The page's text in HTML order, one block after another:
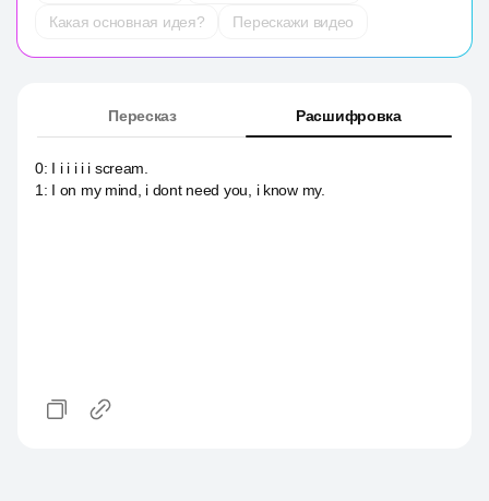
Какая основная идея?
Перескажи видео
Пересказ Расшифровка
0: I i i i i i scream.
1 : I on my mind, i dont need you, i know my.